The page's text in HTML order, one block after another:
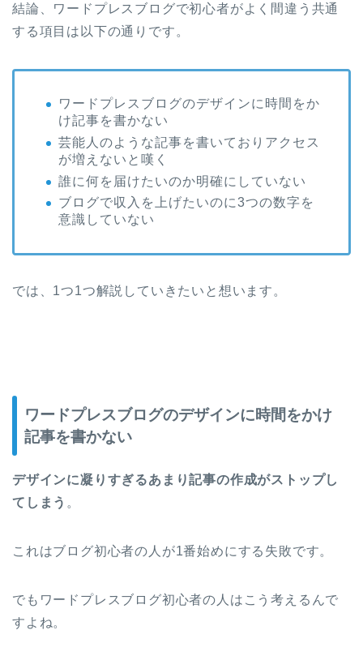
結論、ワードプレスブログで初心者がよく間違う共通
する項目は以下の通りです。
ワードプレスブログのデザインに時間をか
け記事を書かない
芸能人のような記事を書いておりアクセス
が増えないと嘆く
誰に何を届けたいのか明確にしていない
ブログで収入を上げたいのに3つの数字を
意識していない
では、1つ1つ解説していきたいと想います。
ワードプレスブログのデザインに時間をかけ
記事を書かない
デザインに凝りすぎるあまり記事の作成がストップし
てしまう 。
これはブログ初心者の人が1番始めにする失敗です。
でもワードプレスブログ初心者の人はこう考えるんで
すよね。